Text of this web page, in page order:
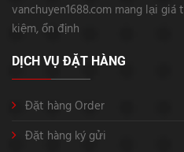
vanchuyen1688.com mang lại
kiệm, ổn định
DỊCH VỤ ĐẶT HÀNG
Đặt hàng Order
Đặt hàng ký gửi